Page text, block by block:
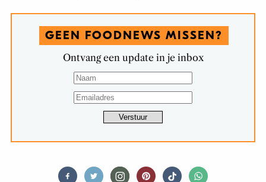
GEEN FOODNEWS MISSEN?
Ontvang een update in je inbox